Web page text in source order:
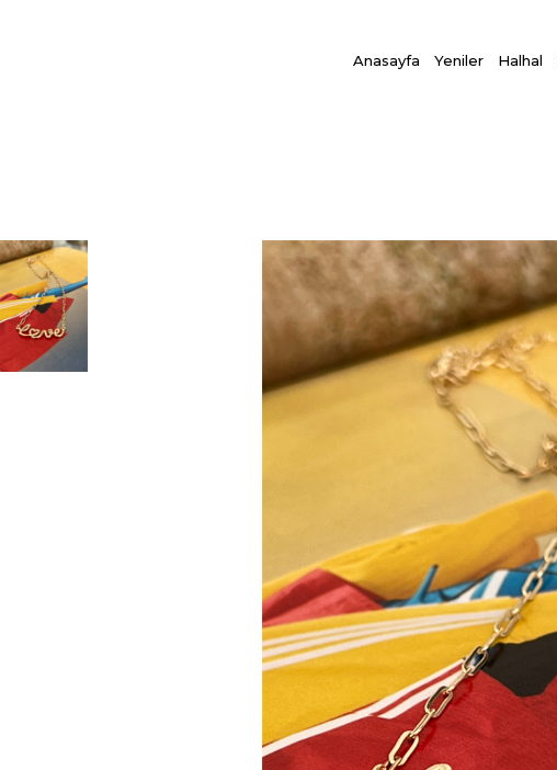
Anasayfa Yeniler Halhal